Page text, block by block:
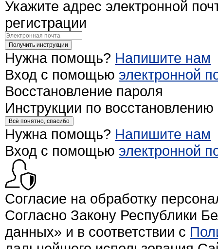
Укажите адрес электронной
регистрации
Получить инструкции
Нужна помощь? Напишите нам
Вход с помощью электронной
Восстановление пароля
Инструкции по
Всё понятно, спасибо
Нужна помощь? Напишите нам
Вход с помощью электронной
Согласие на обработку
Согласно Закону Республики
данных» и в соответствии с